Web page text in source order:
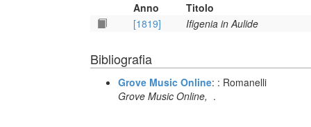
Anno
Titolo
[1819]
Ifigenia in Aulide
Bibliografia
Grove Music Online: : Romanelli
Grove Music Online, .